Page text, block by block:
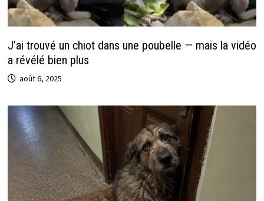
J’ai trouvé un chiot dans une poubelle — mais la vidéo
a révélé bien plus
août 6, 2025